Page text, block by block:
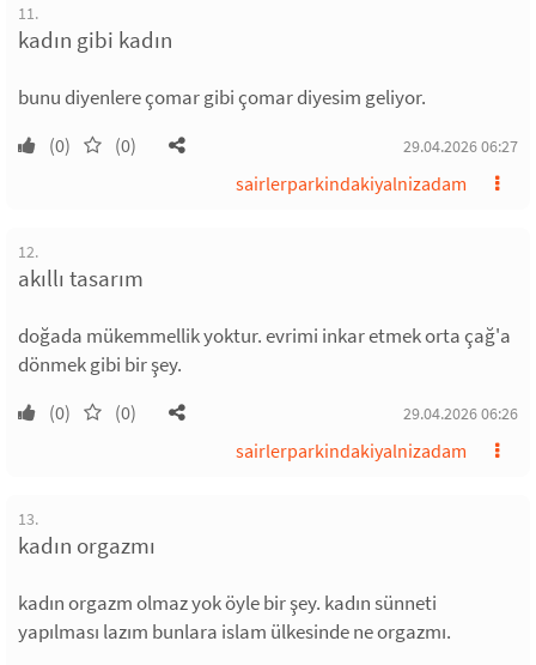
11.
kadın gibi kadın
bunu diyenlere çomar gibi çomar diyesim geliyor.
(0) (0) 29.04.2026 06:27
sairlerparkindakiyalnizadam
12.
akıllı tasarım
doğada mükemmellik yoktur. evrimi inkar etmek orta çağ'a
dönmek gibi bir şey.
(0) (0) 29.04.2026 06:26
sairlerparkindakiyalnizadam
13.
kadın orgazmı
kadın orgazm olmaz yok öyle bir şey. kadın sünneti
yapılması lazım bunlara islam ülkesinde ne orgazmı.